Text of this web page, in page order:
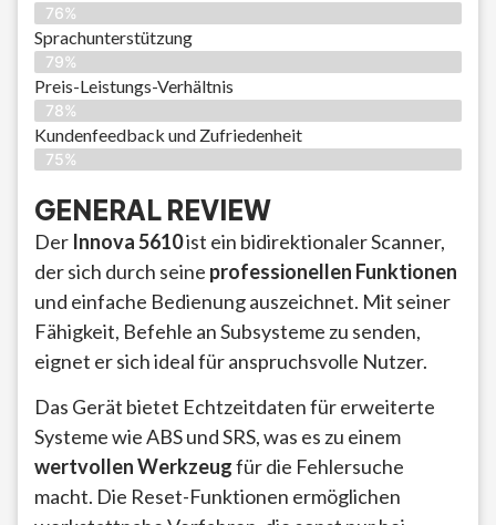
76%
Sprachunterstützung
79%
Preis-Leistungs-Verhältnis
78%
Kundenfeedback und Zufriedenheit
75%
GENERAL REVIEW
Der Innova 5610ist ein bidirektionaler Scanner,
der sich durch seine professionellen Funktionen
und einfache Bedienung auszeichnet. Mit seiner
Fähigkeit, Befehle an Subsysteme zu senden,
eignet er sich ideal für anspruchsvolle Nutzer.
Das Gerät bietet Echtzeitdaten für erweiterte
Systeme wie ABS und SRS, was es zu einem
wertvollen Werkzeugfür die Fehlersuche
macht. Die Reset-Funktionen ermöglichen